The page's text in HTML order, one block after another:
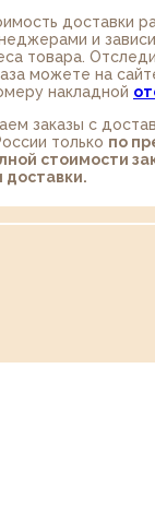
доставки
и
товара.
можете на
накладной
заказы с
только по
стоимости
доставки.